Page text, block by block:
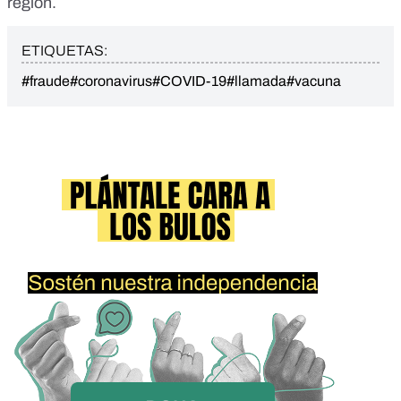
ETIQUETAS:
#fraude#coronavirus#COVID-19#llamada#vacuna